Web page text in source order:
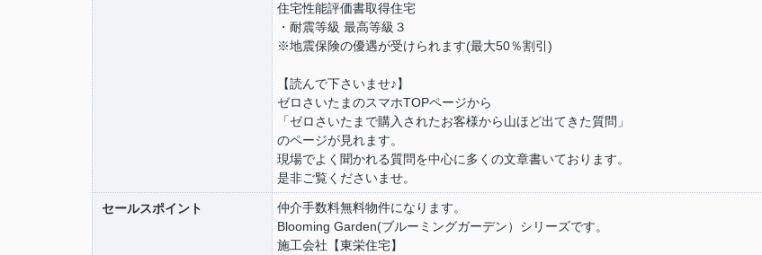
住宅性能評価書取得住宅
・耐震等級 最高等級３
※地震保険の優遇が受けられます(最大50％割引)
【読んで下さいませ♪】
ゼロさいたまのスマホTOPページから
「ゼロさいたまで購入されたお客様から山ほど出てきた質問」
のページが見れます。
現場でよく聞かれる質問を中心に多くの文章書いております。
是非ご覧くださいませ。
セールスポイント
仲介手数料無料物件になります。
Blooming Garden(ブルーミングガーデン）シリーズです。
施工会社【東栄住宅】